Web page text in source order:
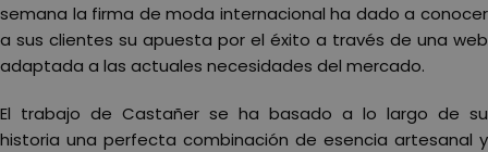
semana la firma de moda internacional ha dado a conocer
a sus clientes su apuesta por el éxito a través de una web
adaptada a las actuales necesidades del mercado.
El trabajo de Castañer se ha basado a lo largo de su
historia una perfecta combinación de esencia artesanal y